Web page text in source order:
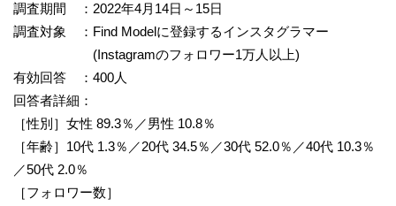
調査期間 ：2022年4月14日～15日
調査対象 ：Find Modelに登録するインスタグラマー
(Instagramのフォロワー1万人以上)
有効回答 ：400人
回答者詳細：
［性別］女性 89.3％／男性 10.8％
［年齢］10代 1.3％／20代 34.5％／30代 52.0％／40代 10.3％
／50代 2.0％
［フォロワー数］